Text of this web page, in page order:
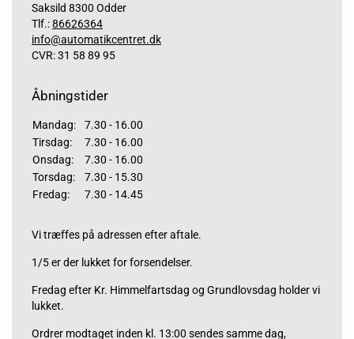
Saksild 8300 Odder
Tlf.:86626364
info@automatikcentret.dk
CVR: 31 58 89 95
Åbningstider
Mandag:
7.30 - 16.00
Tirsdag:
7.30 - 16.00
Onsdag:
7.30 - 16.00
Torsdag:
7.30 - 15.30
Fredag:
7.30 - 14.45
Vi træffes på adressen efter aftale.
1/5 er der lukket for forsendelser.
Fredag efter Kr. Himmelfartsdag og Grundlovsdag holder vi
lukket.
Ordrer modtaget inden kl. 13:00 sendes samme dag,